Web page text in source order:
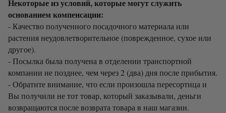
Некоторые из условий, которые могут служить
основанием компенсации:
- Качество полученного посадочного материала или
растения неудовлетворительное (поврежденное, сухое или
другое).
- Посылка была получена в отделении транспортной
компании не позднее, чем через 2 (два) дня после прибытия.
- Обратите внимание, что если произошла пересортица и
Вы получили не тот товар, который заказывали, деньги
возвращаются после возврата товара в наш магазин.